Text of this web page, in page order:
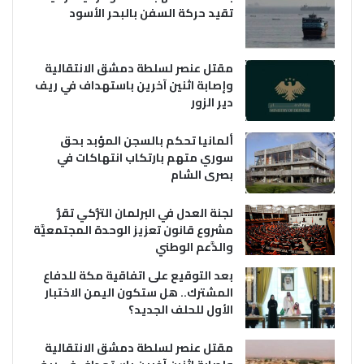
تقيد حركة السفن بالبحر الأسود
مقتل عنصر لسلطة دمشق الانتقالية
وإصابة اثنين آخرين باستهداف في ريف
دير الزور
ألمانيا تحكم بالسجن المؤبد بحق
سوري متهم بارتكاب انتهاكات في
بصرى الشام
لجنة العدل في البرلمان التُّركي تقرُّ
مشروع قانون تعزيز الوحدة المجتمعيَّة
والدَّعم الوطني
بعد التوقيع على اتفاقية مكة للدفاع
المشترك.. هل ستكون اليمن الاختبار
الأول للحلف الجديد؟
مقتل عنصر لسلطة دمشق الانتقالية